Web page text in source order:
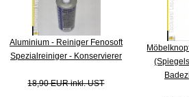
Aluminium - Reiniger Fenosoft
Spezialreiniger - Konservierer
18,90 EUR inkl. UST